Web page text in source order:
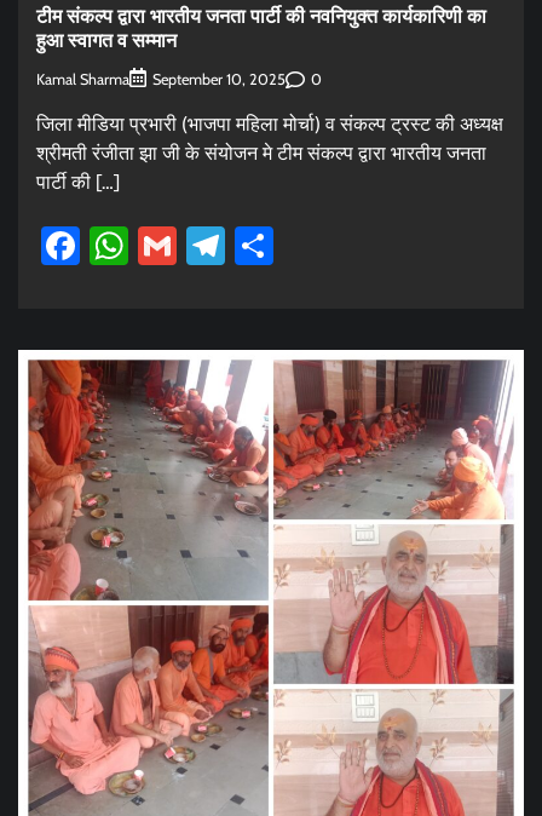
टीम संकल्प द्वारा भारतीय जनता पार्टी की नवनियुक्त कार्यकारिणी का
हुआ स्वागत व सम्मान
Kamal Sharma September 10, 2025 0
जिला मीडिया प्रभारी (भाजपा महिला मोर्चा) व संकल्प ट्रस्ट की अध्यक्ष
श्रीमती रंजीता झा जी के संयोजन मे टीम संकल्प द्वारा भारतीय जनता
पार्टी की […]
Facebook
WhatsApp
GmailTelegram